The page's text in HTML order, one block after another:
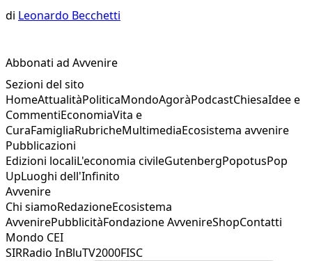
di Leonardo Becchetti
Abbonati ad Avvenire
Sezioni del sito
HomeAttualitàPoliticaMondoAgoràPodcastChiesaIdee e
CommentiEconomiaVita e
CuraFamigliaRubricheMultimediaEcosistema avvenire
Pubblicazioni
Edizioni localiL'economia civileGutenbergPopotusPop
UpLuoghi dell'Infinito
Avvenire
Chi siamoRedazioneEcosistema
AvvenirePubblicitàFondazione AvvenireShopContatti
Mondo CEI
SIRRadio InBluTV2000FISC